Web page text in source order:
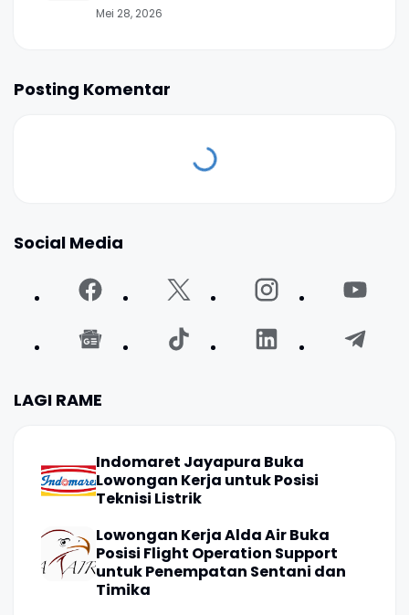
Mei 28, 2026
Posting Komentar
Social Media
LAGI RAME
Indomaret Jayapura Buka
Lowongan Kerja untuk Posisi
Teknisi Listrik
Lowongan Kerja Alda Air Buka
Posisi Flight Operation Support
untuk Penempatan Sentani dan
Timika